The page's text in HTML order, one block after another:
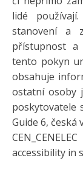
lidé
stanovení a
přístupnost a
tento pokyn
obsahuje
ostatní osoby
poskytovatele
Guide 6, česká
accessibility in